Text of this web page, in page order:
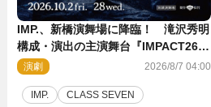
IMP.、新橋演舞場に降臨！ 滝沢秀明
構成・演出の主演舞台『IMPACT26』
上演決定
演劇 2026/8/7 04:00
IMP. CLASS SEVEN